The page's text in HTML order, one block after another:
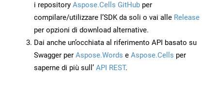
i repository Aspose.Cells GitHub per
compilare/utilizzare l’SDK da soli o vai alle Release
per opzioni di download alternative.
Dai anche un’occhiata al riferimento API basato su
Swagger per Aspose.Words e Aspose.Cells per
saperne di più sull’ API REST.